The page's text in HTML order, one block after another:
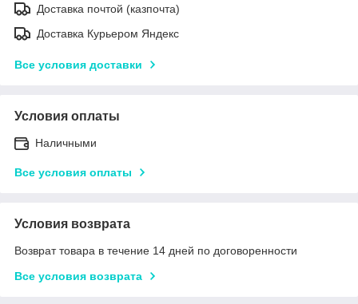
Доставка почтой (казпочта)
Доставка Курьером Яндекс
Все условия доставки
Условия оплаты
Наличными
Все условия оплаты
Условия возврата
Возврат товара в течение 14 дней по договоренности
Все условия возврата